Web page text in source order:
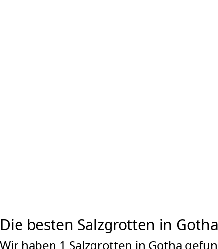
Die besten Salzgrotten in Gotha
Wir haben 1 Salzgrotten in Gotha